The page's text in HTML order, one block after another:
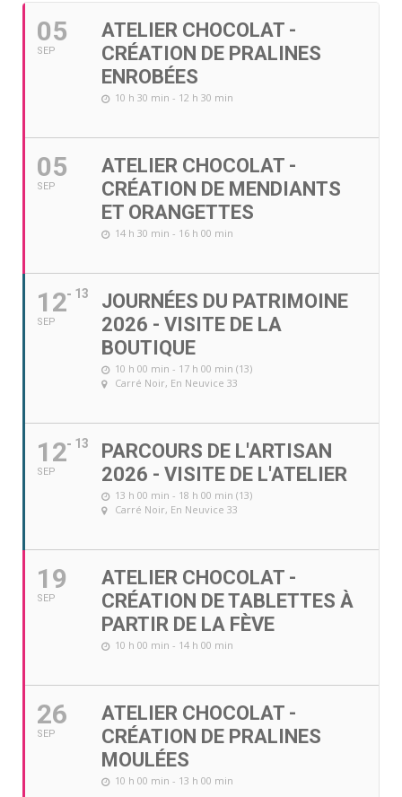
05
SEP
ATELIER CHOCOLAT -
CRÉATION DE PRALINES
ENROBÉES
10 h 30 min - 12 h 30 min
05
SEP
ATELIER CHOCOLAT -
CRÉATION DE MENDIANTS
ET ORANGETTES
14 h 30 min - 16 h 00 min
12
SEP
13
JOURNÉES DU PATRIMOINE
2026 - VISITE DE LA
BOUTIQUE
10 h 00 min - 17 h 00 min (13)
Carré Noir, En Neuvice 33
12
SEP
13
PARCOURS DE L'ARTISAN
2026 - VISITE DE L'ATELIER
13 h 00 min - 18 h 00 min (13)
Carré Noir, En Neuvice 33
19
SEP
ATELIER CHOCOLAT -
CRÉATION DE TABLETTES À
PARTIR DE LA FÈVE
10 h 00 min - 14 h 00 min
26
SEP
ATELIER CHOCOLAT -
CRÉATION DE PRALINES
MOULÉES
10 h 00 min - 13 h 00 min